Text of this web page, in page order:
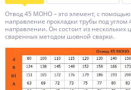
Отвод 45 МОНО – это элемент, с
направление прокладки трубы под углом
направлении. Он состоит из нескольких
сваренных методом шовной сварки.